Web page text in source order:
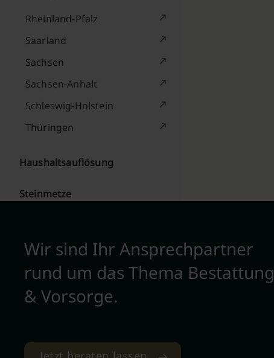
Rheinland-Pfalz
Saarland
Sachsen
Sachsen-Anhalt
Schleswig-Holstein
Thüringen
Haushaltsauflösung
Steinmetze
Wir sind Ihr Ansprechpartner
rund um das Thema Bestattung
& Vorsorge.